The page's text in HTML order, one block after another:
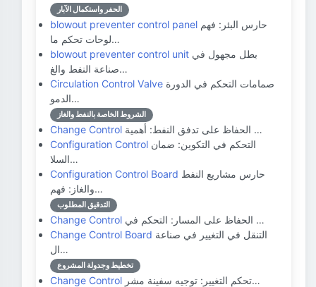
الحفر واستكمال الآبار
blowout preventer control panel
لوحات تحكم ما…
blowout preventer control unit
صناعة النفط والغ…
Circulation Control Valve
الدمو…
الشروط الخاصة بالنفط والغاز
Change Control
الحفاظ على تدفق النفط: أهمية …
Configuration Control
السلا…
Configuration Control Board
والغاز: فهم…
التدقيق المطلوب
Change Control
الحفاظ على المسار: التحكم في …
Change Control Board
ال…
تخطيط وجدولة المشروع
Change Control
تحكم التغيير: توجيه سفينة مشر…